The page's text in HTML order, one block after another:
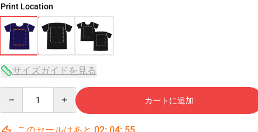
Print Location
サイズガイドを見る
カートに追加